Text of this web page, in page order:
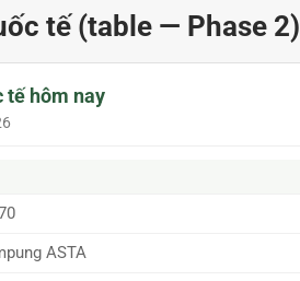
tế (table — Phase 2)
tế hôm nay
ASTA